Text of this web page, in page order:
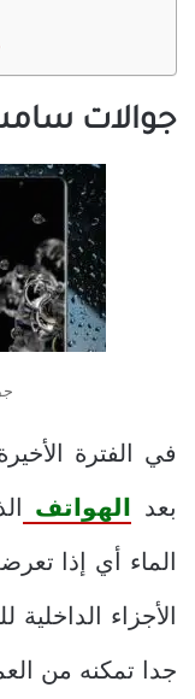
جوالات
في الفترة
بعد الهواتف
الماء أي إذا
الأجزاء
جدا تمكنه من